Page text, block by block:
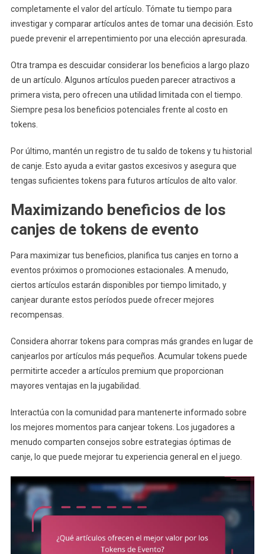
completamente el valor del artículo. Tómate tu tiempo para
investigar y comparar artículos antes de tomar una decisión. Esto
puede prevenir el arrepentimiento por una elección apresurada.
Otra trampa es descuidar considerar los beneficios a largo plazo
de un artículo. Algunos artículos pueden parecer atractivos a
primera vista, pero ofrecen una utilidad limitada con el tiempo.
Siempre pesa los beneficios potenciales frente al costo en
tokens.
Por último, mantén un registro de tu saldo de tokens y tu historial
de canje. Esto ayuda a evitar gastos excesivos y asegura que
tengas suficientes tokens para futuros artículos de alto valor.
Maximizando beneficios de los
canjes de tokens de evento
Para maximizar tus beneficios, planifica tus canjes en torno a
eventos próximos o promociones estacionales. A menudo,
ciertos artículos estarán disponibles por tiempo limitado, y
canjear durante estos períodos puede ofrecer mejores
recompensas.
Considera ahorrar tokens para compras más grandes en lugar de
canjearlos por artículos más pequeños. Acumular tokens puede
permitirte acceder a artículos premium que proporcionan
mayores ventajas en la jugabilidad.
Interactúa con la comunidad para mantenerte informado sobre
los mejores momentos para canjear tokens. Los jugadores a
menudo comparten consejos sobre estrategias óptimas de
canje, lo que puede mejorar tu experiencia general en el juego.